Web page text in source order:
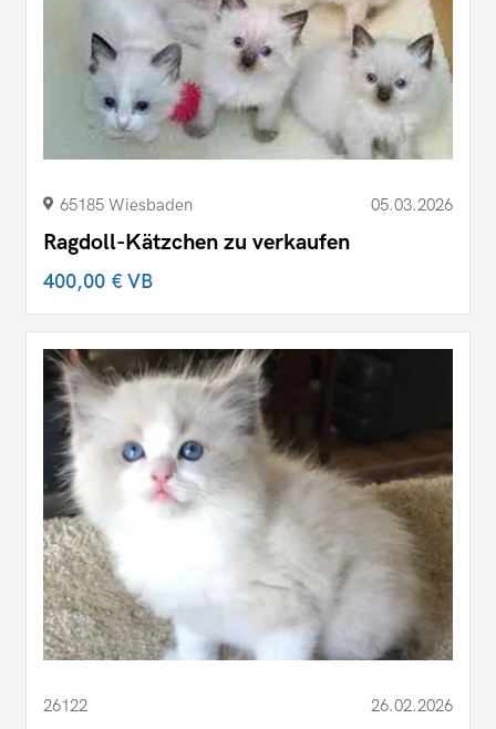
65185 Wiesbaden 05.03.2026
Ragdoll-Kätzchen zu verkaufen
400,00 €VB
26122 26.02.2026